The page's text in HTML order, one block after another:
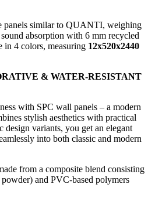
panels similar to QUANTI, weighing
absorption with 6 mm recycled
in 4 colors, measuring 12x520x2440
& WATER-RESISTANT
with SPC wall panels – a modern
stylish aesthetics with practical
variants, you get an elegant
into both classic and modern
from a composite blend consisting
and PVC-based polymers